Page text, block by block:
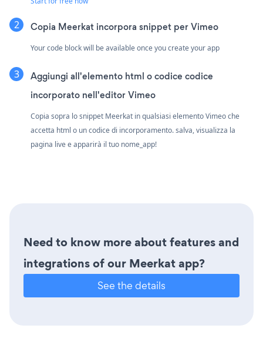
Copia Meerkat incorpora snippet per Vimeo
Your code block will be available once you create your app
Aggiungi all'elemento html o codice codice
incorporato nell'editor Vimeo
Copia sopra lo snippet Meerkat in qualsiasi elemento Vimeo che
accetta html o un codice di incorporamento. salva, visualizza la
pagina live e apparirà il tuo nome_app!
Need to know more about features and
integrations of our Meerkat app?
See the details